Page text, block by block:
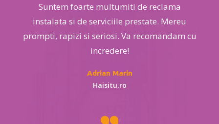
Suntem foarte multumiti de reclama
instalata si de serviciile prestate. Mereu
prompti, rapizi si seriosi. Va recomandam cu
incredere!
Adrian Marin
Haisitu.ro